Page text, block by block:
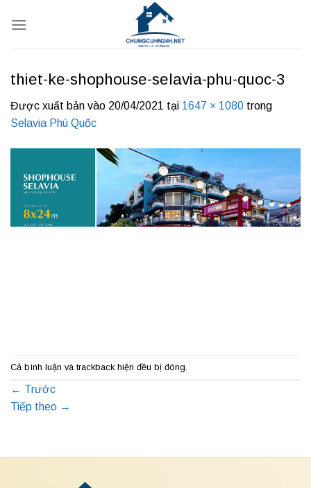
qua
thiet-ke-shophouse-selavia-phu-quoc-3
Được xuất bản vào 20/04/2021 tại 1647 × 1080 trong
Selavia Phú Quốc
Cả bình luận và trackback hiện đều bị đóng.
← Trước
Tiếp theo →